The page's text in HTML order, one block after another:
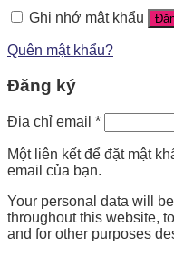
Ghi nhớ mật khẩu
Quên mật khẩu?
Đăng ký
Địa chỉ email *
Một liên kết để đặt mật
email của bạn.
Your personal data will
throughout this website,
and for other purposes